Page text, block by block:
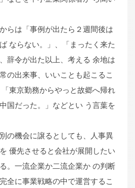
らは「事例が出たら２週間後は
ならない。」、「まったく来た
辞令が出た以上、考える 余地は
の出来事、いいことも起こるこ
東京勤務からやっと故郷へ帰れ
国だった。」などとい う言葉を
の機会に譲るとしても、人事異
優先させると会社が展開したい
。一流企業か二流企業か の判断
全に事業戦略の中で運営するこ